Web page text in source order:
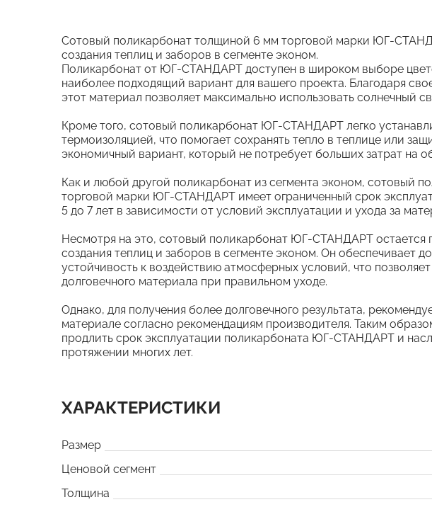
Сотовый поликарбонат толщиной 6 мм торговой марки ЮГ-
создания теплиц и заборов в сегменте эконом.
Поликарбонат от ЮГ-СТАНДАРТ доступен в широком выборе
наиболее подходящий вариант для вашего проекта. Благодаря
этот материал позволяет максимально использовать солнечный
Кроме того, сотовый поликарбонат ЮГ-СТАНДАРТ легко
термоизоляцией, что помогает сохранять тепло в теплице или
экономичный вариант, который не потребует больших затрат на
Как и любой другой поликарбонат из сегмента эконом, сотовый
торговой марки ЮГ-СТАНДАРТ имеет ограниченный срок
5 до 7 лет в зависимости от условий эксплуатации и ухода за
Несмотря на это, сотовый поликарбонат ЮГ-СТАНДАРТ остается
создания теплиц и заборов в сегменте эконом. Он обеспечивает
устойчивость к воздействию атмосферных условий, что позволяет
долговечного материала при правильном уходе.
Однако, для получения более долговечного результата,
материале согласно рекомендациям производителя. Таким
продлить срок эксплуатации поликарбоната ЮГ-СТАНДАРТ и
протяжении многих лет.
ХАРАКТЕРИСТИКИ
Размер
Ценовой сегмент
Толщина